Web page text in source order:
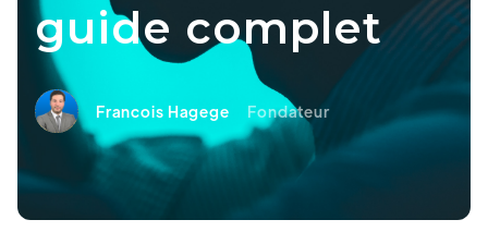
guide complet
Francois Hagege Fondateur